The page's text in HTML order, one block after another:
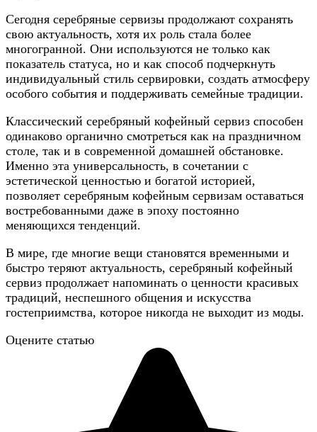
Сегодня серебряные сервизы продолжают сохранять
свою актуальность, хотя их роль стала более
многогранной. Они используются не только как
показатель статуса, но и как способ подчеркнуть
индивидуальный стиль сервировки, создать атмосферу
особого события и поддерживать семейные традиции.
Классический серебряный кофейный сервиз способен
одинаково органично смотреться как на праздничном
столе, так и в современной домашней обстановке.
Именно эта универсальность, в сочетании с
эстетической ценностью и богатой историей,
позволяет серебряным кофейным сервизам оставаться
востребованными даже в эпоху постоянно
меняющихся тенденций.
В мире, где многие вещи становятся временными и
быстро теряют актуальность, серебряный кофейный
сервиз продолжает напоминать о ценности красивых
традиций, неспешного общения и искусства
гостеприимства, которое никогда не выходит из моды.
Оцените статью